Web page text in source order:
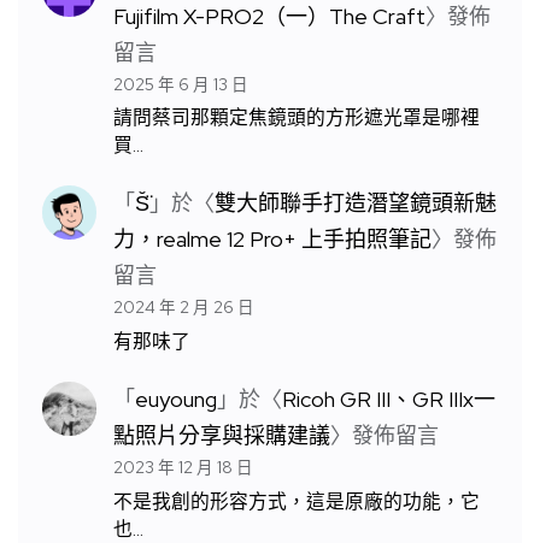
Fujifilm X-PRO2（一）The Craft〉發佈
留言
2025 年 6 月 13 日
請問蔡司那顆定焦鏡頭的方形遮光罩是哪裡
買…
「S̆̈」於〈雙大師聯手打造潛望鏡頭新魅
力，realme 12 Pro+ 上手拍照筆記〉發佈
留言
2024 年 2 月 26 日
有那味了
「euyoung 」於〈Ricoh GR III、GR IIIx一
點照片分享與採購建議〉發佈留言
2023 年 12 月 18 日
不是我創的形容方式，這是原廠的功能，它
也…